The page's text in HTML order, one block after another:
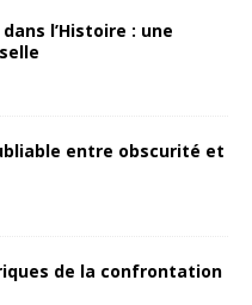
l’Histoire : une
entre obscurité et
de la confrontation